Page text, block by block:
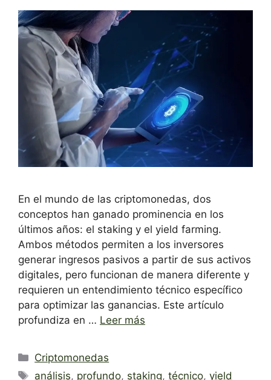
En el mundo de las criptomonedas, dos
conceptos han ganado prominencia en los
últimos años: el staking y el yield farming.
Ambos métodos permiten a los inversores
generar ingresos pasivos a partir de sus activos
digitales, pero funcionan de manera diferente y
requieren un entendimiento técnico específico
para optimizar las ganancias. Este artículo
profundiza en … Leer más
Categorías
Criptomonedas
Etiquetas
análisis, profundo, staking,técnico,yield